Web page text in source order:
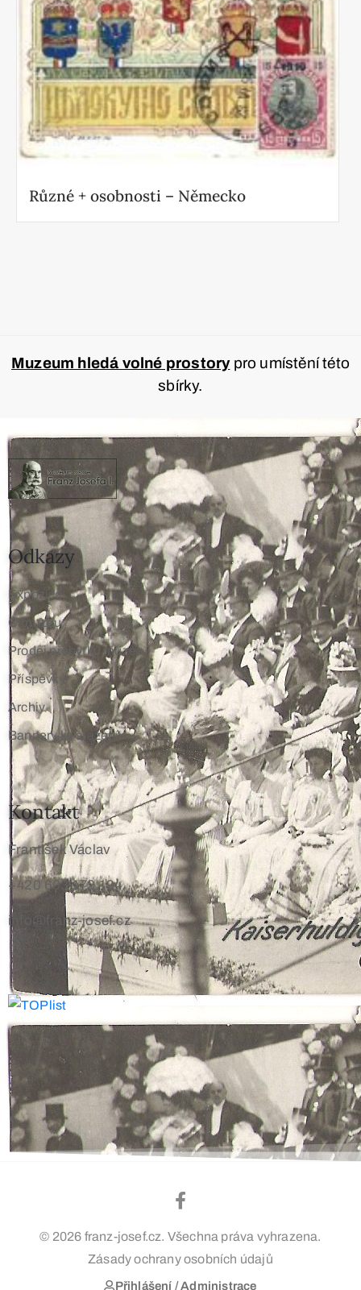
Různé + osobnosti – Německo
Muzeum hledá volné prostorypro umístění této
sbírky.
Odkazy
Expozice
O muzeu
Prodej přebytků muzea
Příspěvky
Archiv
Bannery ke stažení
Kontakt
František Václav
+420 603 172 194
info@franz-josef.cz
© 2026 franz-josef.cz. Všechna práva vyhrazena.
Zásady ochrany osobních údajů
Přihlášení / Administrace